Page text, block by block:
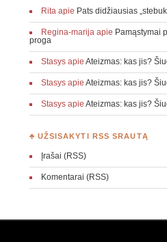
Ritaapie Pats didžiausias
Regina-marijaapie Pamąstymai
proga
Stasysapie Ateizmas: kas jis?
Stasysapie Ateizmas: kas jis?
Stasysapie Ateizmas: kas jis?
♣ UŽSISAKYTI RSS SRAUTĄ
Įrašai (RSS)
Komentarai (RSS)